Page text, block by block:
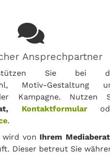
Ansprechpartner
Sie bei
Motiv-Gestaltung
Kampagne. Nutzen
Kontaktformular
.
wird von Ihrem
Dieser betreut Sie